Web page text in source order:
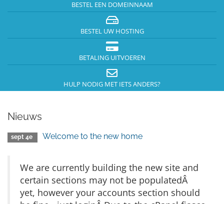
BESTEL EEN DOMEINNAAM
BESTEL UW HOSTING
BETALING UITVOEREN
HULP NODIG MET IETS ANDERS?
Nieuws
sept 4e Welcome to the new home
We are currently building the new site and
certain sections may not be populatedÂ
yet, however your accounts section should